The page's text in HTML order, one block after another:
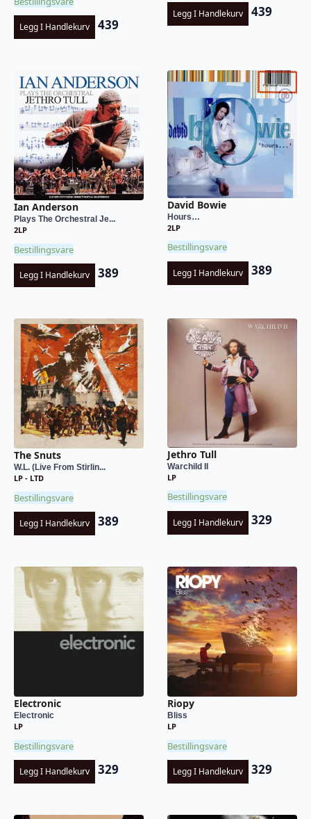
Legg I Handlekurv 439
Legg I Handlekurv 439
Ian Anderson
Plays The Orchestral Je...
2LP
Bestillingsvare
Legg I Handlekurv 389
David Bowie
Hours…
2LP
Bestillingsvare
Legg I Handlekurv 389
The Snuts
W.L. (Live From Stirlin...
LP - LTD
Bestillingsvare
Legg I Handlekurv 389
Jethro Tull
Warchild II
LP
Bestillingsvare
Legg I Handlekurv 329
Electronic
Electronic
LP
Bestillingsvare
Legg I Handlekurv 329
Riopy
Bliss
LP
Bestillingsvare
Legg I Handlekurv 329